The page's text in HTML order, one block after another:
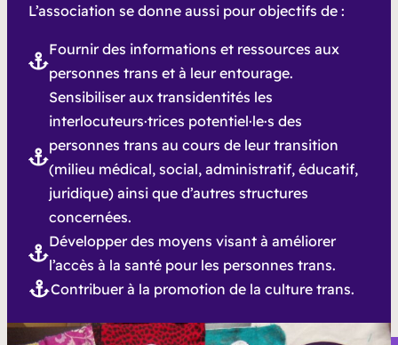
L’association se donne aussi pour objectifs de :
Fournir des informations et ressources aux
personnes trans et à leur entourage.
Sensibiliser aux transidentités les
interlocuteurs·trices potentiel·le·s des
personnes trans au cours de leur transition
(milieu médical, social, administratif, éducatif,
juridique) ainsi que d’autres structures
concernées.
Développer des moyens visant à améliorer
l’accès à la santé pour les personnes trans.
Contribuer à la promotion de la culture trans.